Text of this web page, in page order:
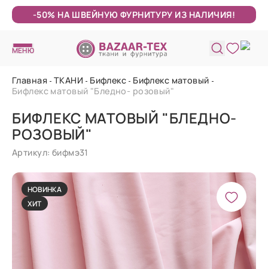
-50% НА ШВЕЙНУЮ ФУРНИТУРУ ИЗ НАЛИЧИЯ!
МЕНЮ
Главная ТКАНИ Бифлекс
Бифлекс матовый
Бифлекс матовый "Бледно- розовый"
БИФЛЕКС МАТОВЫЙ "БЛЕДНО-
РОЗОВЫЙ"
Артикул: бифмэ31
НОВИНКА
ХИТ